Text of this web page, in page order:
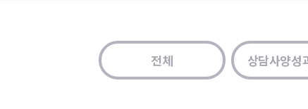
전체 상담사양성